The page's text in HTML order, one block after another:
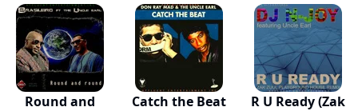
Round and
Catch the Beat
R U Ready (Zak